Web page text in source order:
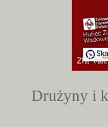
Drużyny i